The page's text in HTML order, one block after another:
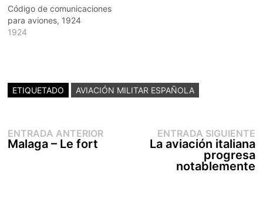
Código de comunicaciones
para aviones, 1924
1924
ETIQUETADO AVIACIÓN MILITAR ESPAÑOLA
Navegación
de
ENTRADA ANTERIOREntrada
anterior:
Malaga – Le fort
ENTRADA SIGUIENTE
La aviación italiana
progresa
notablemente